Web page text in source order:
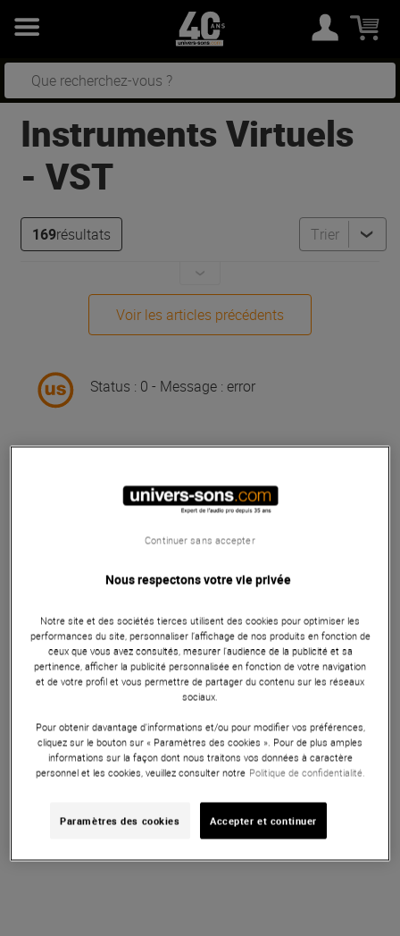
Instruments Virtuels
- VST
169résultats Trier
Voir les articles précédents
Status : 0 - Message : error
Voir plus d''articles
Nous respectons votre vie privée
Notre site et des sociétés tierces utilisent des cookies pour optimiser les
performances du site, personnaliser l’affichage de nos produits en fonction de
ceux que vous avez consultés, mesurer l'audience de la publicité et sa
pertinence, afficher la publicité personnalisée en fonction de votre navigation
et de votre profil et vous permettre de partager du contenu sur les réseaux
sociaux.
Pour obtenir davantage d'informations et/ou pour modifier vos préférences,
cliquez sur le bouton sur « Paramètres des cookies ». Pour de plus amples
informations sur la façon dont nous traitons vos données à caractère
personnel et les cookies, veuillez consulter notre Politique de confidentialité.
Paramètres des cookies Accepter et continuer
Continuer sans accepter